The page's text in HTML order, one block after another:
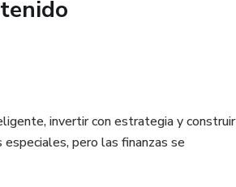
invertir con estrategia y construir
pero las finanzas se